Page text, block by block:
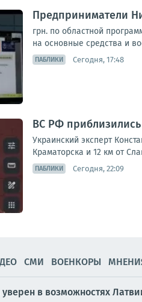
Предприниматели
грн. по областной
на основные средства и
ПАБЛИКИ Сегодня, 17:48
ВС РФ
Украинский эксперт
Краматорска и 12 км от
ПАБЛИКИ Сегодня, 22:09
СМИ ВОЕНКОРЫ
в возможностях